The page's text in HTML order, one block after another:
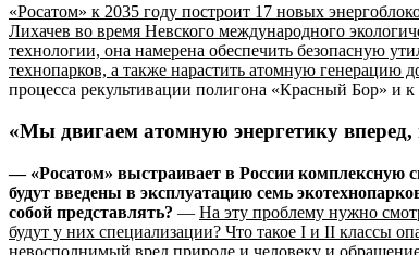
«Росатом» к 2035 году построит 17 новых
Лихачев во время Невского международного
технологии, она намерена обеспечить безопасную
технопарков, а также нарастить атомную генерацию
процесса рекультивации полигона «Красный Бор» и
«Мы двигаем атомную энергетику вперед,
— «Росатом» выстраивает в России комплексную
будут введены в эксплуатацию семь
собой представлять? — На эту проблему нужно
будут у них специализации? Что такое I и II классы
невосполнимый вред природе и человеку и